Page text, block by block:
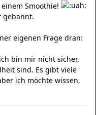
Smoothie!
gebannt.
eigenen Frage dran:
bin mir nicht sicher,
sind. Es gibt viele
ich möchte wissen,